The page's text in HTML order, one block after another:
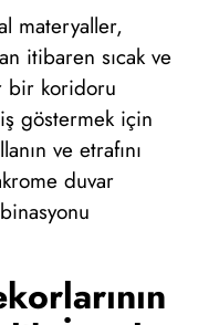
materyaller,
itibaren sıcak ve
bir koridoru
göstermek için
ve etrafını
duvar